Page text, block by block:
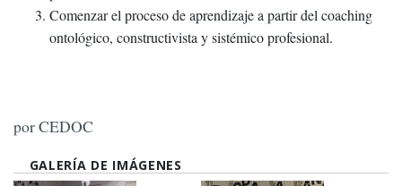
Comenzar el proceso de aprendizaje a partir del coaching
ontológico, constructivista y sistémico profesional.
por CEDOC
GALERÍA DE IMÁGENES